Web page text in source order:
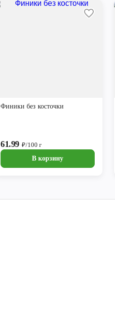
Финики без косточки
61.99 ₽/100 г
В корзину